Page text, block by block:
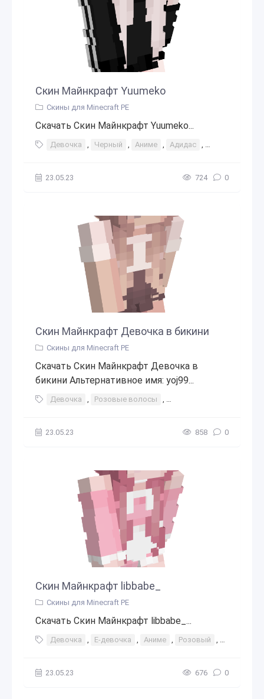
Скин Майнкрафт Yuumeko
Скины для Minecraft PE
Скачать Скин Майнкрафт Yuumeko...
Девочка , Черный , Аниме , Адидас , Полоски
23.05.23 724 0
Скин Майнкрафт Девочка в бикини
Скины для Minecraft PE
Скачать Скин Майнкрафт Девочка в
бикини Альтернативное имя: yoj99...
Девочка , Розовые волосы , Эстетический
23.05.23 858 0
Скин Майнкрафт libbabe_
Скины для Minecraft PE
Скачать Скин Майнкрафт libbabe_...
Девочка , Е-девочка , Аниме , Розовый , Розовые
23.05.23 676 0